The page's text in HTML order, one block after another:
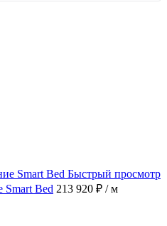
Быстрый просмотр
Smart Bed 213 920 ₽ / м